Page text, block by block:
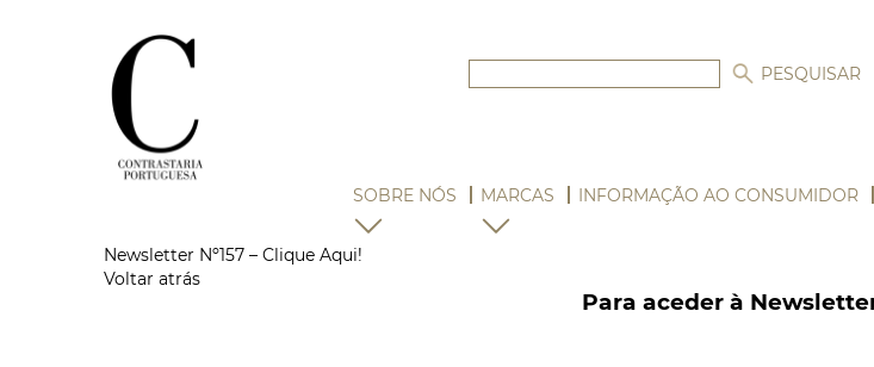
SOBRE NÓS MARCAS INFORMAÇÃO AO CONSUMIDOR
Newsletter Nº157 – Clique Aqui!
Voltar atrás
Para aceder à